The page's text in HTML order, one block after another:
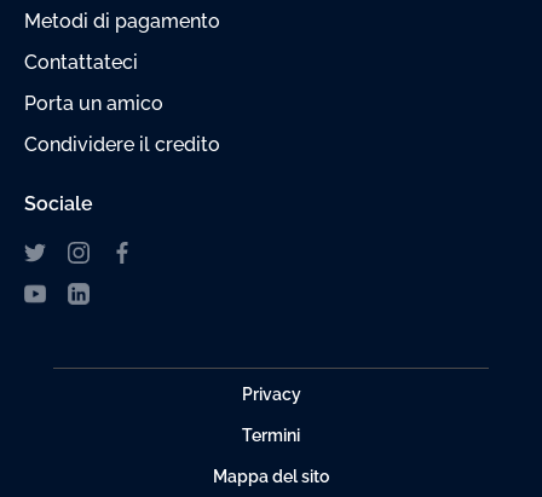
Metodi di pagamento
Contattateci
Porta un amico
Condividere il credito
Sociale
Privacy
Termini
Mappa del sito